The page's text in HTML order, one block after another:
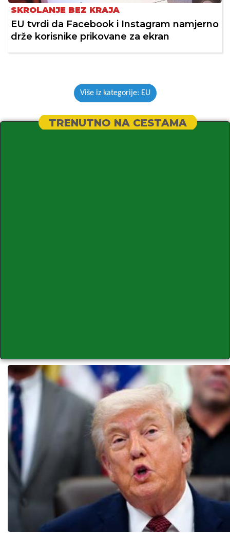
SKROLANJE BEZ KRAJA
EU tvrdi da Facebook i Instagram namjerno
drže korisnike prikovane za ekran
Više iz kategorije: EU
TRENUTNO NA CESTAMA